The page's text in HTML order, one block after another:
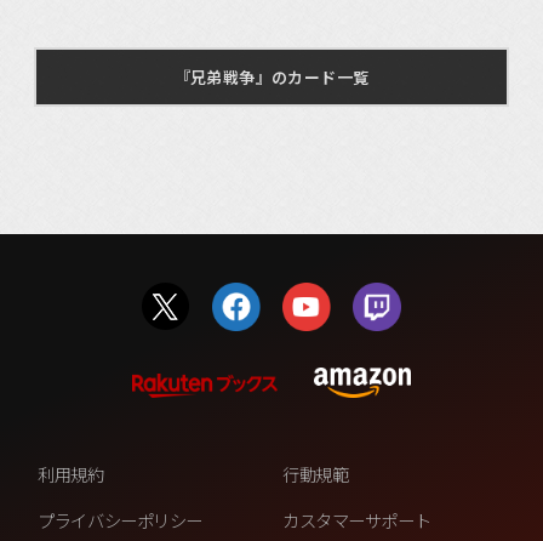
『兄弟戦争』のカード一覧
利用規約
行動規範
プライバシーポリシー
カスタマーサポート